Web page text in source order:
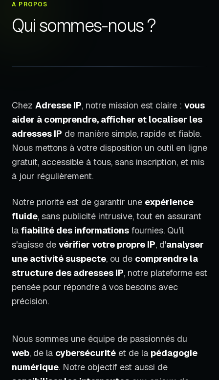
A PROPOS
Qui sommes-nous ?
Chez Adresse IP, notre mission est claire : vous
aider à comprendre, afficher et localiser les
adresses IP de manière simple, rapide et fiable.
Nous mettons à votre disposition un outil en ligne
gratuit, accessible à tous, sans inscription, et mis
à jour régulièrement.
Notre priorité est de garantir une expérience
fluide, sans publicité intrusive, tout en assurant
la fiabilité des informations fournies. Qu'il
s'agisse de vérifier votre propre IP, d'analyser
une activité suspecte, ou de comprendre la
structure des adresses IP, notre plateforme est
pensée pour répondre à vos besoins avec
précision.
Nous sommes une équipe de passionnés du
web, de la cybersécurité et de la pédagogie
numérique. Notre objectif est aussi de